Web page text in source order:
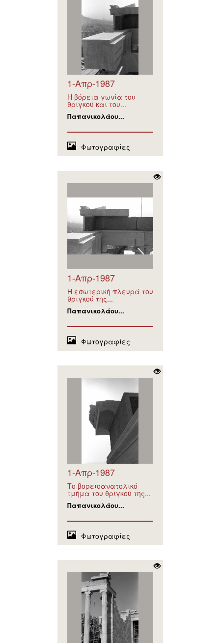
1-Απρ-1987
Η βόρεια γωνία του
θριγκού και του...
Παπανικολάου...
Φωτογραφίες
1-Απρ-1987
Η εσωτερική πλευρά του
θριγκού της...
Παπανικολάου...
Φωτογραφίες
1-Απρ-1987
Το βορειοανατολικό
τμήμα του θριγκού της...
Παπανικολάου...
Φωτογραφίες